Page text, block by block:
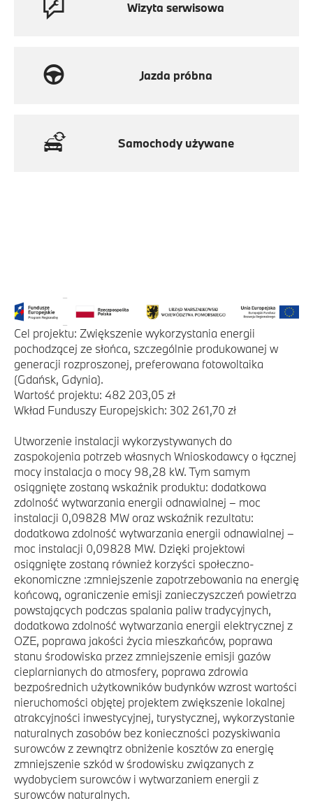
Wizyta serwisowa
Jazda próbna
Samochody używane
Cel projektu: Zwiększenie wykorzystania energii
pochodzącej ze słońca, szczególnie produkowanej w
generacji rozproszonej, preferowana fotowoltaika
(Gdańsk, Gdynia).
Wartość projektu: 482 203,05 zł
Wkład Funduszy Europejskich: 302 261,70 zł
Utworzenie instalacji wykorzystywanych do
zaspokojenia potrzeb własnych Wnioskodawcy o łącznej
mocy instalacja o mocy 98,28 kW. Tym samym
osiągnięte zostaną wskaźnik produktu: dodatkowa
zdolność wytwarzania energii odnawialnej – moc
instalacji 0,09828 MW oraz wskaźnik rezultatu:
dodatkowa zdolność wytwarzania energii odnawialnej –
moc instalacji 0,09828 MW. Dzięki projektowi
osiągnięte zostaną również korzyści społeczno-
ekonomiczne :zmniejszenie zapotrzebowania na energię
końcową, ograniczenie emisji zanieczyszczeń powietrza
powstających podczas spalania paliw tradycyjnych,
dodatkowa zdolność wytwarzania energii elektrycznej z
OZE, poprawa jakości życia mieszkańców, poprawa
stanu środowiska przez zmniejszenie emisji gazów
cieplarnianych do atmosfery, poprawa zdrowia
bezpośrednich użytkowników budynków wzrost wartości
nieruchomości objętej projektem zwiększenie lokalnej
atrakcyjności inwestycyjnej, turystycznej, wykorzystanie
naturalnych zasobów bez konieczności pozyskiwania
surowców z zewnątrz obniżenie kosztów za energię
zmniejszenie szkód w środowisku związanych z
wydobyciem surowców i wytwarzaniem energii z
surowców naturalnych.